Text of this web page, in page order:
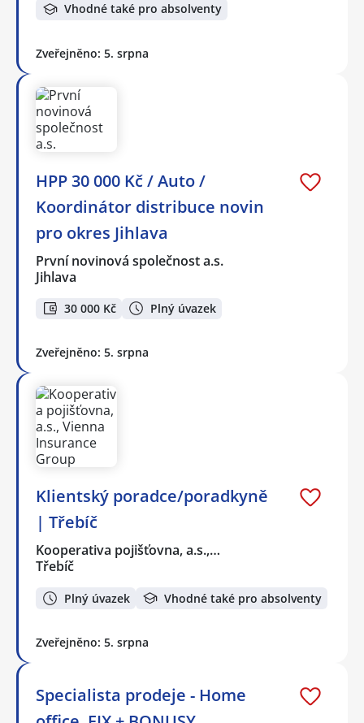
Vhodné také pro absolventy
Zveřejněno: 5. srpna
HPP 30 000 Kč / Auto /
Koordinátor distribuce novin
pro okres Jihlava
První novinová společnost a.s.
Jihlava
30 000 Kč Plný úvazek
Zveřejněno: 5. srpna
Klientský poradce/poradkyně
| Třebíč
Kooperativa pojišťovna, a.s.,…
Třebíč
Plný úvazek Vhodné také pro absolventy
Zveřejněno: 5. srpna
Specialista prodeje - Home